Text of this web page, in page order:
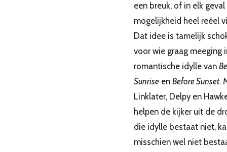
een breuk, of in elk
mogelijkheid heel reëel
Dat idee is tamelijk
voor wie graag meeging
romantische idylle van
Sunrise en Before Sunset.
Linklater, Delpy en
helpen de kijker uit de
die idylle bestaat niet,
misschien wel niet